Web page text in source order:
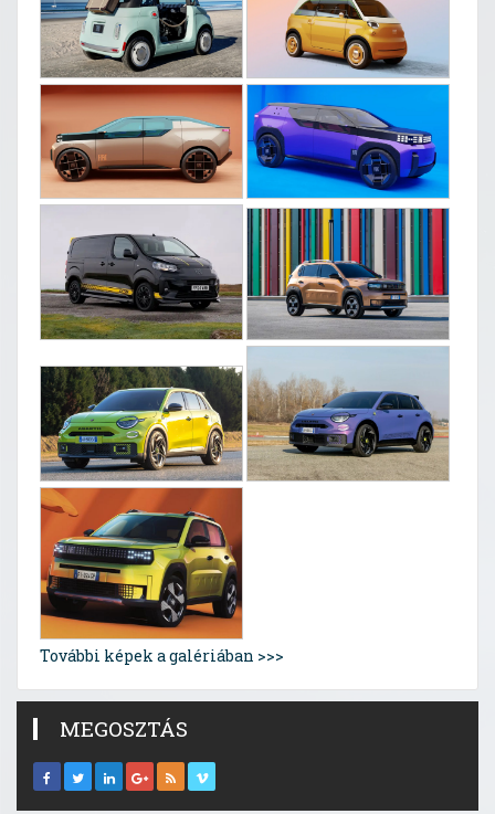
További képek a galériában >>>
MEGOSZTÁS